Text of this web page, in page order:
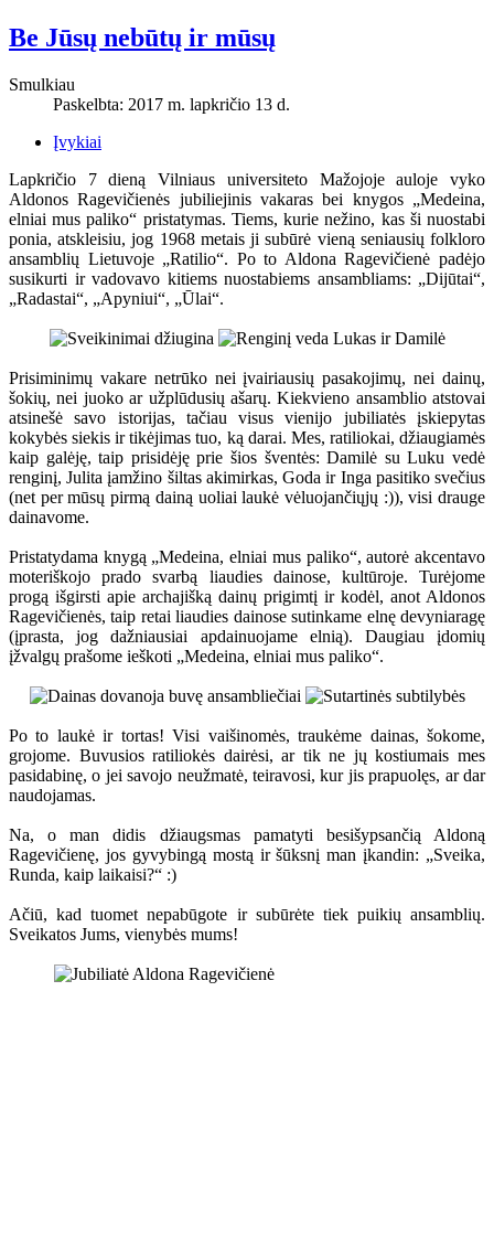
Be Jūsų nebūtų ir mūsų
Smulkiau
Paskelbta: 2017 m. lapkričio 13 d.
Įvykiai
Lapkričio 7 dieną Vilniaus universiteto Mažojoje auloje vyko
Aldonos Ragevičienės jubiliejinis vakaras bei knygos „Medeina,
elniai mus paliko“ pristatymas. Tiems, kurie nežino, kas ši nuostabi
ponia, atskleisiu, jog 1968 metais ji subūrė vieną seniausių folkloro
ansamblių Lietuvoje „Ratilio“. Po to Aldona Ragevičienė padėjo
susikurti ir vadovavo kitiems nuostabiems ansambliams: „Dijūtai“,
„Radastai“, „Apyniui“, „Ūlai“.
Prisiminimų vakare netrūko nei įvairiausių pasakojimų, nei dainų,
šokių, nei juoko ar užplūdusių ašarų. Kiekvieno ansamblio atstovai
atsinešė savo istorijas, tačiau visus vienijo jubiliatės įskiepytas
kokybės siekis ir tikėjimas tuo, ką darai. Mes, ratiliokai, džiaugiamės
kaip galėję, taip prisidėję prie šios šventės: Damilė su Luku vedė
renginį, Julita įamžino šiltas akimirkas, Goda ir Inga pasitiko svečius
(net per mūsų pirmą dainą uoliai laukė vėluojančiųjų :)), visi drauge
dainavome.
Pristatydama knygą „Medeina, elniai mus paliko“, autorė akcentavo
moteriškojo prado svarbą liaudies dainose, kultūroje. Turėjome
progą išgirsti apie archajišką dainų prigimtį ir kodėl, anot Aldonos
Ragevičienės, taip retai liaudies dainose sutinkame elnę devyniaragę
(įprasta, jog dažniausiai apdainuojame elnią). Daugiau įdomių
įžvalgų prašome ieškoti „Medeina, elniai mus paliko“.
Po to laukė ir tortas! Visi vaišinomės, traukėme dainas, šokome,
grojome. Buvusios ratiliokės dairėsi, ar tik ne jų kostiumais mes
pasidabinę, o jei savojo neužmatė, teiravosi, kur jis prapuolęs, ar dar
naudojamas.
Na, o man didis džiaugsmas pamatyti besišypsančią Aldoną
Ragevičienę, jos gyvybingą mostą ir šūksnį man įkandin: „Sveika,
Runda, kaip laikaisi?“ :)
Ačiū, kad tuomet nepabūgote ir subūrėte tiek puikių ansamblių.
Sveikatos Jums, vienybės mums!